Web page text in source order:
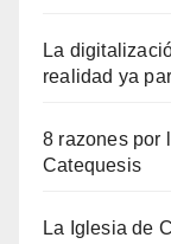
La
realidad ya
8 razones por
Catequesis
La Iglesia de